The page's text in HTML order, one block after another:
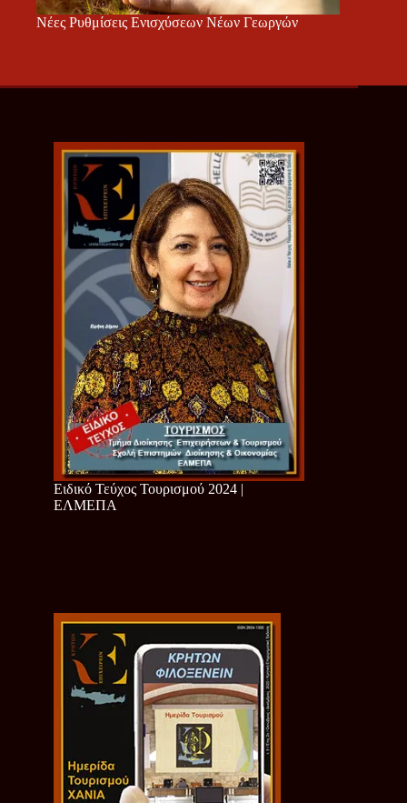
Νέες Ρυθμίσεις Ενισχύσεων Νέων Γεωργών
Ειδικό Τεύχος Τουρισμού 2024 |
ΕΛΜΕΠΑ